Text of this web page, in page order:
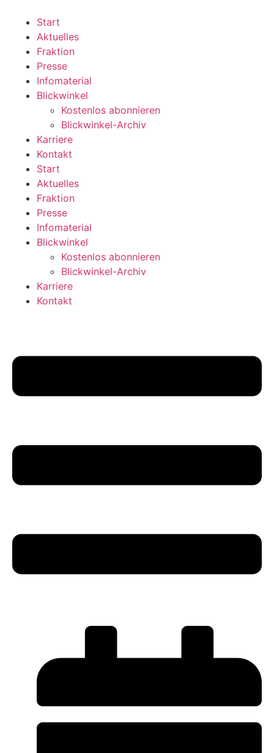
wechseln
Start
Aktuelles
Fraktion
Presse
Infomaterial
Blickwinkel
Kostenlos abonnieren
Blickwinkel-Archiv
Karriere
Kontakt
Start
Aktuelles
Fraktion
Presse
Infomaterial
Blickwinkel
Kostenlos abonnieren
Blickwinkel-Archiv
Karriere
Kontakt